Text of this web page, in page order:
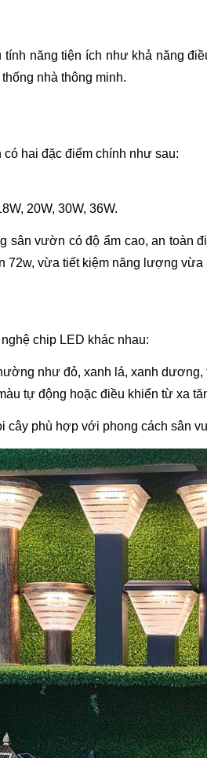
năng tiện ích như khả năng
nhà thông minh.
hai đặc điểm chính như sau:
20W, 30W, 36W.
sân vườn có độ ẩm cao, an toàn
72w, vừa tiết kiệm năng lượng
chip LED khác nhau:
như đỏ, xanh lá, xanh dương,
tự động hoặc điều khiển từ xa
cây phù hợp với phong cách sân